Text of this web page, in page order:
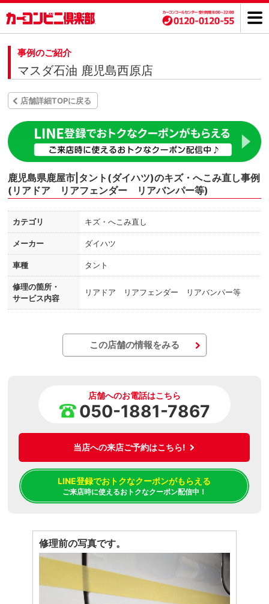
事例のご紹介
マスダ石油 鹿児島西原店
店舗詳細TOPに戻る
鹿児島県鹿屋市|タント(ダイハツ)のキズ・へこみ直し事例
(リアドア リアフェンダー リアバンパー等)
カテゴリ キズ・へこみ直し
メーカー ダイハツ
車種 タント
修理の箇所・
サービス内容
リアドア リアフェンダー リアバンパー等
この店舗の情報をみる
店舗へのお電話はこちら
050-1881-7867
当店への来店ご予約はこちら!
LINE登録でおトクなクーポンがもらえる
ご来店時に使えるおトクなクーポン配信中！
修理前の写真です。